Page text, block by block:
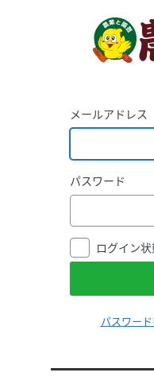
メールアドレス
パスワード
ログイン
パスワー